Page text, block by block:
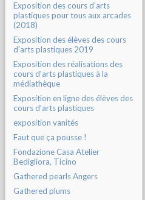
Exposition des cours d'arts
plastiques pour tous aux arcades
(2018)
Exposition des élèves des cours
d'arts plastiques 2019
Exposition des réalisations des
cours d'arts plastiques à la
médiathèque
Exposition en ligne des élèves des
cours d'arts plastiques
exposition vanités
Faut que ça pousse !
Fondazione Casa Atelier
Bedigliora, Ticino
Gathered pearls Angers
Gathered plums